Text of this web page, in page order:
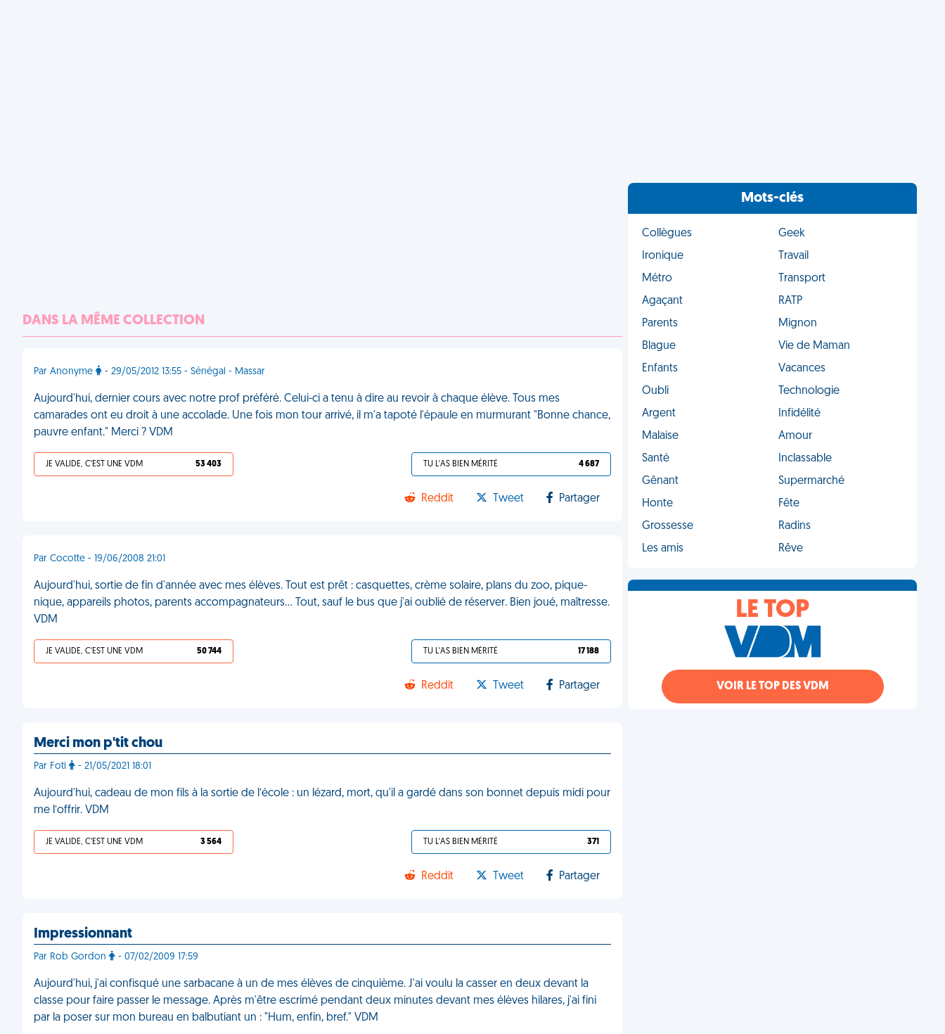
DANS LA MÊME COLLECTION
Par Anonyme - 29/05/2012 13:55 - Sénégal - Massar
Aujourd'hui, dernier cours avec notre prof préféré. Celui-ci a tenu à dire au revoir à chaque élève. Tous mes
camarades ont eu droit à une accolade. Une fois mon tour arrivé, il m'a tapoté l'épaule en murmurant "Bonne chance,
pauvre enfant." Merci ? VDM
JE VALIDE, C'EST UNE VDM 53 403 TU L'AS BIEN MÉRITÉ 4 687
Reddit Tweet Partager
Par Cocotte - 19/06/2008 21:01
Aujourd'hui, sortie de fin d'année avec mes élèves. Tout est prêt : casquettes, crème solaire, plans du zoo, pique-
nique, appareils photos, parents accompagnateurs... Tout, sauf le bus que j'ai oublié de réserver. Bien joué, maîtresse.
VDM
JE VALIDE, C'EST UNE VDM 50 744 TU L'AS BIEN MÉRITÉ 17 188
Reddit Tweet Partager
Merci mon p'tit chou
Par Foti - 21/05/2021 18:01
Aujourd'hui, cadeau de mon fils à la sortie de l’école : un lézard, mort, qu'il a gardé dans son bonnet depuis midi pour
me l’offrir. VDM
JE VALIDE, C'EST UNE VDM 3 564 TU L'AS BIEN MÉRITÉ 371
Reddit Tweet Partager
Impressionnant
Par Rob Gordon - 07/02/2009 17:59
Aujourd'hui, j'ai confisqué une sarbacane à un de mes élèves de cinquième. J'ai voulu la casser en deux devant la
classe pour faire passer le message. Après m'être escrimé pendant deux minutes devant mes élèves hilares, j'ai fini
par la poser sur mon bureau en balbutiant un : "Hum, enfin, bref." VDM
Mots-clés
Collègues
Geek
Ironique
Travail
Métro
Transport
Agaçant
RATP
Parents
Mignon
Blague
Vie de Maman
Enfants
Vacances
Oubli
Technologie
Argent
Infidélité
Malaise
Amour
Santé
Inclassable
Gênant
Supermarché
Honte
Fête
Grossesse
Radins
Les amis
Rêve
LE TOP
VOIR LE TOP DES VDM